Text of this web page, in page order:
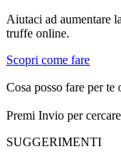
Aiutaci ad aumentare
truffe online.
Scopri come fare
Cosa posso fare per te
Premi Invio per
SUGGERIMENTI